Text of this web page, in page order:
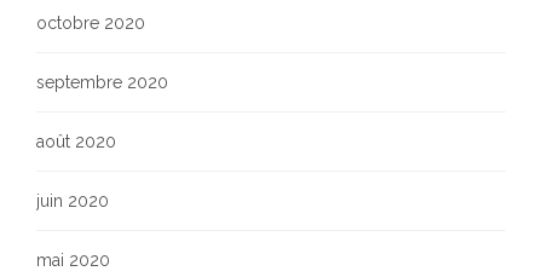
octobre 2020
septembre 2020
août 2020
juin 2020
mai 2020